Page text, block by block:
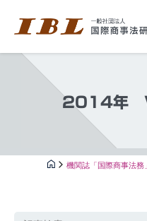
2014年
機関誌「国際商事法務」